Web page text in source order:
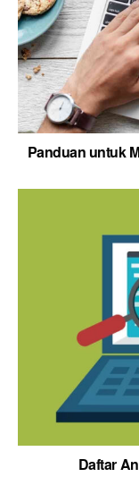
Panduan untuk
Daftar